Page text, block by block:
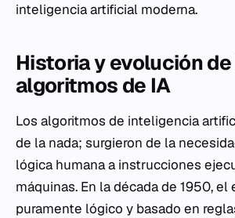
inteligencia artificial moderna.
Historia y evolución
algoritmos de IA
Los algoritmos de inteligencia
de la nada; surgieron de la
lógica humana a instrucciones
máquinas. En la década de 1950, el
puramente lógico y basado en